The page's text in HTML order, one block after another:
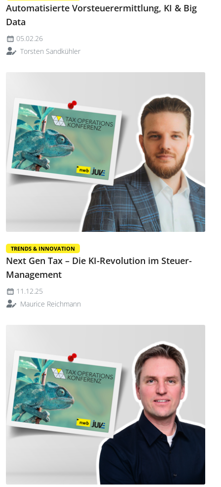
Automatisierte Vorsteuerermittlung, KI & Big
Data
05.02.26
Torsten Sandkühler
TRENDS & INNOVATION
Next Gen Tax – Die KI-Revolution im Steuer-
Management
11.12.25
Maurice Reichmann